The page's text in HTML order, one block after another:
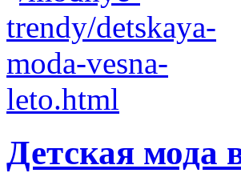
Детская мода